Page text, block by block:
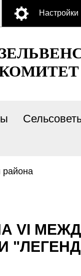
Настройки
района
VI